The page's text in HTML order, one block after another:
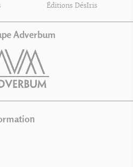
Éditions DésIris
Adverbum